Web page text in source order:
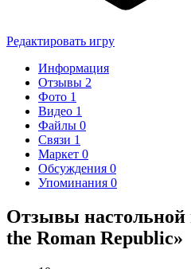
Редактировать игру
Информация
Отзывы 2
Фото 1
Видео 1
Файлы 0
Связи 1
Маркет 0
Обсуждения 0
Упоминания 0
Отзывы настольной
the Roman Republic»